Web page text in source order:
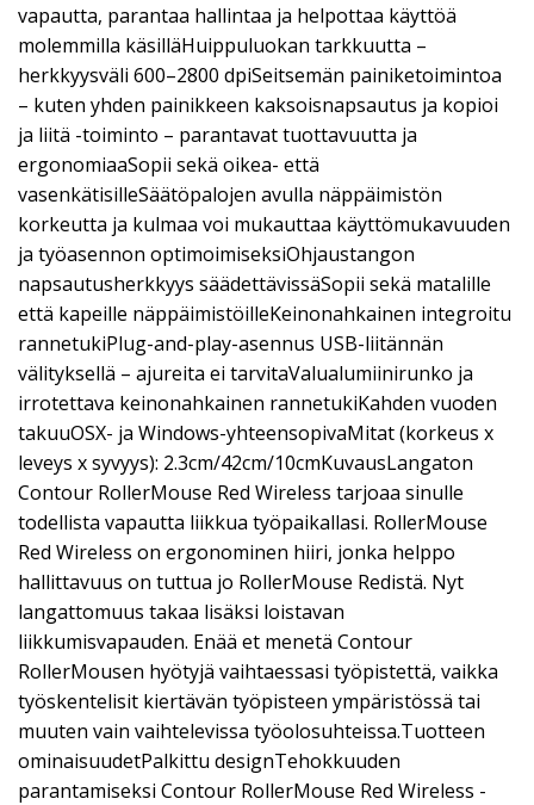
vapautta, parantaa hallintaa ja helpottaa käyttöä
molemmilla käsilläHuippuluokan tarkkuutta –
herkkyysväli 600–2800 dpiSeitsemän painiketoimintoa
– kuten yhden painikkeen kaksoisnapsautus ja kopioi
ja liitä -toiminto – parantavat tuottavuutta ja
ergonomiaaSopii sekä oikea- että
vasenkätisilleSäätöpalojen avulla näppäimistön
korkeutta ja kulmaa voi mukauttaa käyttömukavuuden
ja työasennon optimoimiseksiOhjaustangon
napsautusherkkyys säädettävissäSopii sekä matalille
että kapeille näppäimistöilleKeinonahkainen integroitu
rannetukiPlug-and-play-asennus USB-liitännän
välityksellä – ajureita ei tarvitaValualumiinirunko ja
irrotettava keinonahkainen rannetukiKahden vuoden
takuuOSX- ja Windows-yhteensopivaMitat (korkeus x
leveys x syvyys): 2.3cm/42cm/10cmKuvausLangaton
Contour RollerMouse Red Wireless tarjoaa sinulle
todellista vapautta liikkua työpaikallasi. RollerMouse
Red Wireless on ergonominen hiiri, jonka helppo
hallittavuus on tuttua jo RollerMouse Redistä. Nyt
langattomuus takaa lisäksi loistavan
liikkumisvapauden. Enää et menetä Contour
RollerMousen hyötyjä vaihtaessasi työpistettä, vaikka
työskentelisit kiertävän työpisteen ympäristössä tai
muuten vain vaihtelevissa työolosuhteissa.Tuotteen
ominaisuudetPalkittu designTehokkuuden
parantamiseksi Contour RollerMouse Red Wireless -